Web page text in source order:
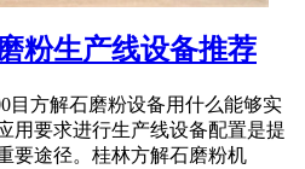
粉生产线设备推荐
目方解石磨粉设备用什么能够实
用要求进行生产线设备配置是提
要途径。桂林方解石磨粉机